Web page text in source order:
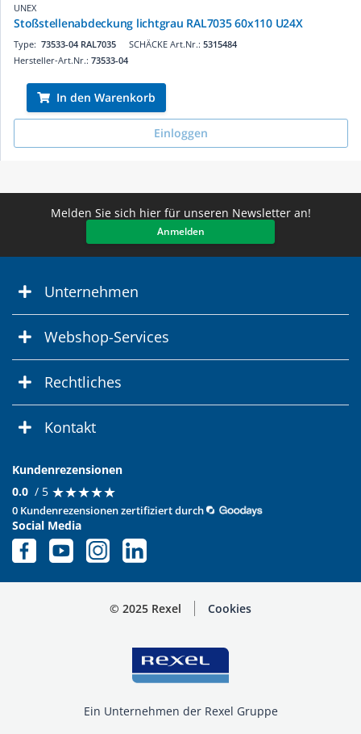
UNEX
Stoßstellenabdeckung lichtgrau RAL7035 60x110 U24X
SCHÄCKE Art.Nr.: 5315484
Type: 73533-04 RAL7035
Hersteller-Art.Nr.: 73533-04
In den Warenkorb
Einloggen
Melden Sie sich hier für unseren Newsletter an!
Anmelden
Unternehmen
Webshop-Services
Rechtliches
Kontakt
Kundenrezensionen
0.0 / 5 ★★★★★
★★★★★
0 Kundenrezensionen zertifiziert durch
Social Media
© 2025 Rexel Cookies
Ein Unternehmen der Rexel Gruppe